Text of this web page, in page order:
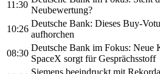
11:30
Neubewertung?
10:26
Deutsche Bank: Dieses Buy-
aufhorchen
08:30
Deutsche Bank im Fokus: Neue
SpaceX sorgt für Gesprächsstoff
Siemens beeindruckt mit